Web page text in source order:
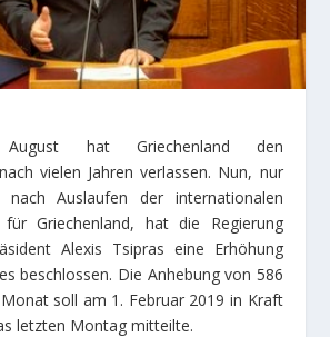
hat Griechenland den
vielen Jahren verlassen. Nun, nur
Auslaufen der internationalen
für Griechenland, hat die Regierung
Alexis Tsipras eine Erhöhung
beschlossen. Die Anhebung von 586
soll am 1. Februar 2019 in Kraft
letzten Montag mitteilte.